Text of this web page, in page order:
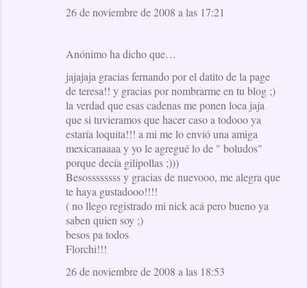
26 de noviembre de 2008 a las 17:21
Anónimo ha dicho que…
jajajaja gracias fernando por el datito de la page
de teresa!! y gracias por nombrarme en tu blog ;)
la verdad que esas cadenas me ponen loca jaja
que si tuvieramos que hacer caso a todooo ya
estaría loquita!!! a mi me lo envió una amiga
mexicanaaaa y yo le agregué lo de " boludos"
porque decía gilipollas ;)))
Besossssssss y gracias de nuevooo, me alegra que
te haya gustadooo!!!!
( no llego registrado mi nick acá pero bueno ya
saben quien soy ;)
besos pa todos
Florchi!!!
26 de noviembre de 2008 a las 18:53